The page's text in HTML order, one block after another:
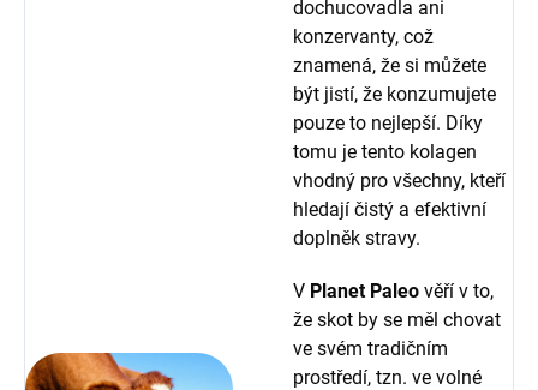
dochucovadla ani
konzervanty, což
znamená, že si můžete
být jistí, že konzumujete
pouze to nejlepší. Díky
tomu je tento kolagen
vhodný pro všechny, kteří
hledají čistý a efektivní
doplněk stravy.
V Planet Paleo věří v to,
že skot by se měl chovat
ve svém tradičním
prostředí, tzn. ve volné